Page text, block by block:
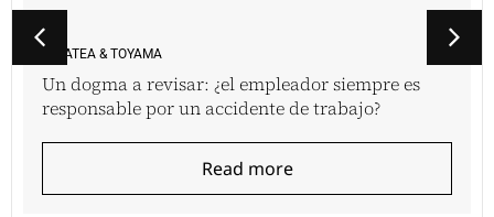
VINATEA & TOYAMA
Un dogma a revisar: ¿el empleador siempre es
responsable por un accidente de trabajo?
Read more